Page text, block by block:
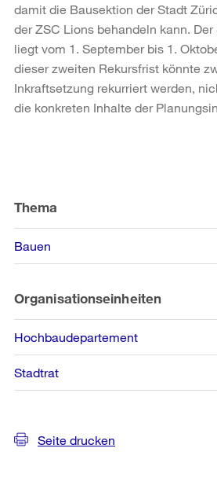
damit die Bausektion der Stadt
der ZSC Lions behandeln kann.
liegt vom 1. September bis 1.
dieser zweiten Rekursfrist könnte
Inkraftsetzung rekurriert werden,
die konkreten Inhalte der
Informationen
Thema
Bauen
Organisationseinheiten
Hochbaudepartement
Stadtrat
Seite drucken